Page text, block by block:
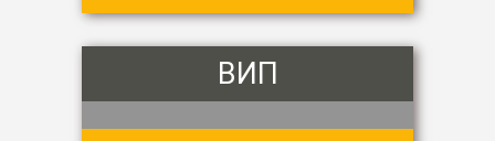
ВИП